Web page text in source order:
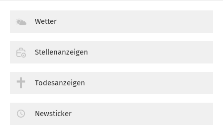
Wetter
Stellenanzeigen
Todesanzeigen
Newsticker